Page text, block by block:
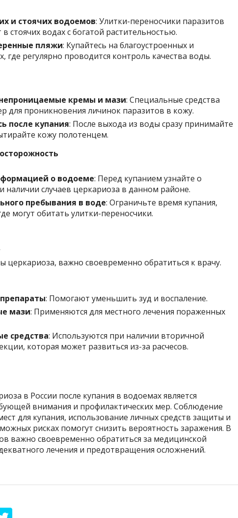
и стоячих водоемов: Улитки-переносчики паразитов
стоячих водах с богатой растительностью.
пляжи: Купайтесь на благоустроенных и
где регулярно проводится контроль качества воды.
кремы и мази: Специальные средства
для проникновения личинок паразитов в кожу.
после купания: После выхода из воды сразу принимайте
кожу полотенцем.
о водоеме: Перед купанием узнайте о
наличии случаев церкариоза в данном районе.
пребывания в воде: Ограничьте время купания,
могут обитать улитки-переносчики.
церкариоза, важно своевременно обратиться к врачу.
: Помогают уменьшить зуд и воспаление.
мази: Применяются для местного лечения пораженных
средства: Используются при наличии вторичной
которая может развиться из-за расчесов.
в России после купания в водоемах является
внимания и профилактических мер. Соблюдение
для купания, использование личных средств защиты и
рисках помогут снизить вероятность заражения. В
важно своевременно обратиться за медицинской
лечения и предотвращения осложнений.